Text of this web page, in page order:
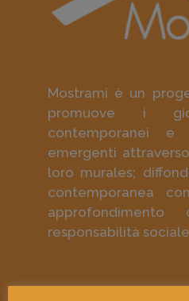
Mostrami è un
promuove i
contemporanei
emergenti
loro murales;
contemporanea
responsabilità